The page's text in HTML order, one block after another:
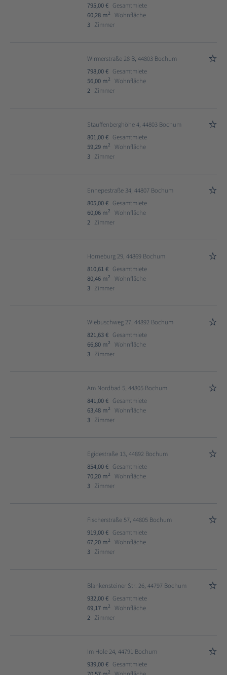
795,00 € Gesamtmiete
60,28 m2
Wohnfläche
3 Zimmer
Wirmerstraße 28 B, 44803 Bochum
798,00 € Gesamtmiete
56,00 m2
Wohnfläche
2 Zimmer
Stauffenberghöhe 4, 44803 Bochum
801,00 € Gesamtmiete
59,29 m2
Wohnfläche
3 Zimmer
Ennepestraße 34, 44807 Bochum
805,00 € Gesamtmiete
60,06 m2
Wohnfläche
2 Zimmer
Horneburg 29, 44869 Bochum
810,61 € Gesamtmiete
80,46 m2
Wohnfläche
3 Zimmer
Wiebuschweg 27, 44892 Bochum
821,63 € Gesamtmiete
66,80 m2
Wohnfläche
3 Zimmer
Am Nordbad 5, 44805 Bochum
841,00 € Gesamtmiete
63,48 m2
Wohnfläche
3 Zimmer
Egidestraße 13, 44892 Bochum
854,00 € Gesamtmiete
70,20 m2
Wohnfläche
3 Zimmer
Fischerstraße 57, 44805 Bochum
919,00 € Gesamtmiete
67,20 m2
Wohnfläche
3 Zimmer
Blankensteiner Str. 26, 44797 Bochum
932,00 € Gesamtmiete
69,17 m2
Wohnfläche
2 Zimmer
Im Hole 24, 44791 Bochum
939,00 € Gesamtmiete
2